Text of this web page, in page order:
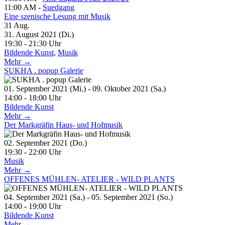
11:00 AM - Suedgang
Eine szenische Lesung mit Musik
31 Aug.
31. August 2021 (Di.)
19:30 - 21:30 Uhr
Bildende Kunst, Musik
Mehr →
SUKHA . popup Galerie
01. September 2021 (Mi.) - 09. Oktober 2021 (Sa.)
14:00 - 18:00 Uhr
Bildende Kunst
Mehr →
Der Markgräfin Haus- und Hofmusik
02. September 2021 (Do.)
19:30 - 22:00 Uhr
Musik
Mehr →
OFFENES MÜHLEN- ATELIER - WILD PLANTS
04. September 2021 (Sa.) - 05. September 2021 (So.)
14:00 - 19:00 Uhr
Bildende Kunst